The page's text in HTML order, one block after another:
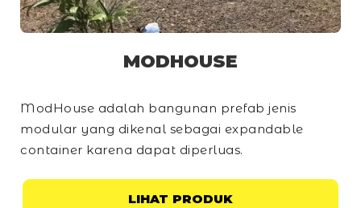
MODHOUSE
ModHouse adalah bangunan prefab jenis
modular yang dikenal sebagai expandable
container karena dapat diperluas.
LIHAT PRODUK